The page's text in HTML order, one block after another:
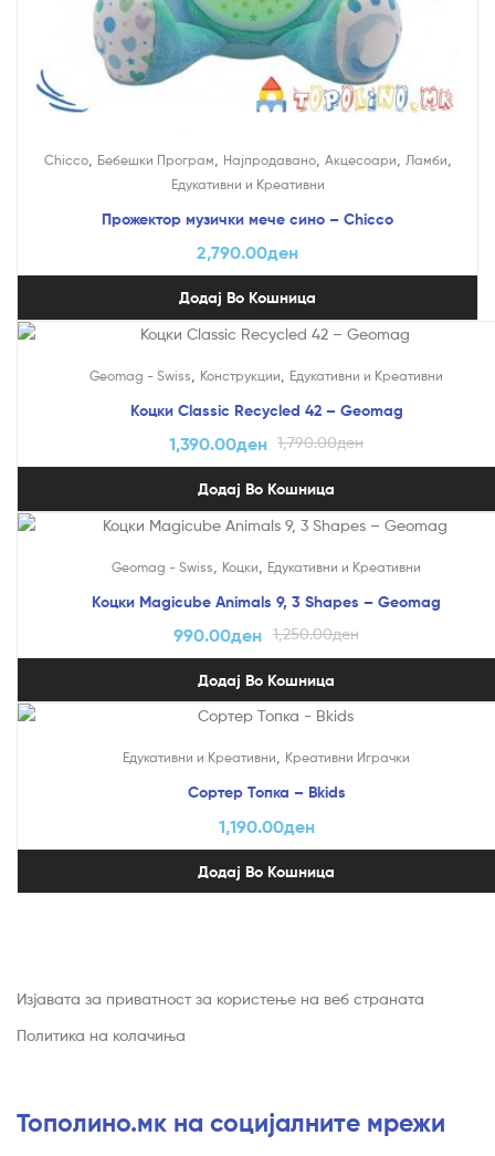
Chicco, Бебешки Програм Најпродавано, Акцесоари Ламби
Едукативни и Креативни
Прожектор музички мече сино – Chicco
2,790.00ден
Додај Во Кошница
Geomag - Swiss Конструкции Едукативни и Креативни
Коцки Classic Recycled 42 – Geomag
1,790.00ден
1,390.00ден
Додај Во Кошница
Geomag - Swiss Коцки Едукативни и Креативни
Коцки Magicube Animals 9, 3 Shapes – Geomag
1,250.00ден
990.00ден
Додај Во Кошница
Едукативни и Креативни, Креативни Играчки
Сортер Топка – Bkids
1,190.00ден
Додај Во Кошница
Изјавата за приватност за користење на веб страната
Политика на колачиња
Тополино.мк на социјалните мрежи